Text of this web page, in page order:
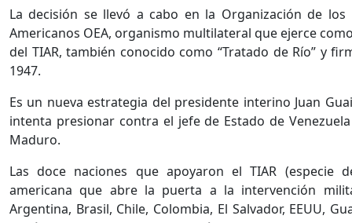
La decisión se llevó a cabo en la Organización de los
Americanos OEA, organismo multilateral que ejerce
del TIAR, también conocido como “Tratado de Río” y
1947.
Es un nueva estrategia del presidente interino Juan
intenta presionar contra el jefe de Estado de
Maduro.
Las doce naciones que apoyaron el TIAR (especie
americana que abre la puerta a la intervención
Argentina, Brasil, Chile, Colombia, El Salvador, EEUU,